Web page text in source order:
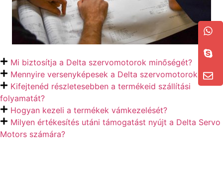
Mi biztosítja a Delta szervomotorok minőségét?
Mennyire versenyképesek a Delta szervomotorok árai?
Kifejtenéd részletesebben a termékeid szállítási
folyamatát?
Hogyan kezeli a termékek vámkezelését?
Milyen értékesítés utáni támogatást nyújt a Delta Servo
Motors számára?